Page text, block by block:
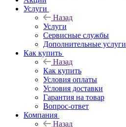
Услуги
Назад
Услуги
Сервисные службы
Дополнительные услуги
Как купить
Назад
Как купить
Условия оплаты
Условия доставки
Гарантия на товар
Вопрос-ответ
Компания
Назад